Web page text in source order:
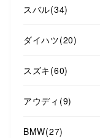
スバル(34)
ダイハツ(20)
スズキ(60)
アウディ (9)
BMW(27)